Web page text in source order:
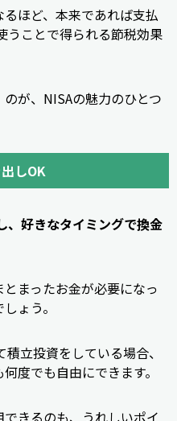
ほど、本来であれば支払
うことで得られる節税効果
のが、NISAの魅力のひとつ
しOK
、好きなタイミングで換金
まったお金が必要になっ
ょう。
立投資をしている場合、
度でも自由にできます。